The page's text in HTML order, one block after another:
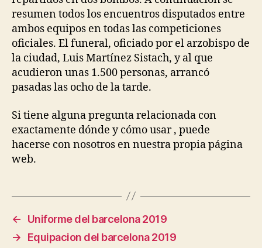
resumen todos los encuentros disputados entre
ambos equipos en todas las competiciones
oficiales. El funeral, oficiado por el arzobispo de
la ciudad, Luis Martínez Sistach, y al que
acudieron unas 1.500 personas, arrancó
pasadas las ocho de la tarde.
Si tiene alguna pregunta relacionada con
exactamente dónde y cómo usar , puede
hacerse con nosotros en nuestra propia página
web.
←
Uniforme del barcelona 2019
→
Equipacion del barcelona 2019